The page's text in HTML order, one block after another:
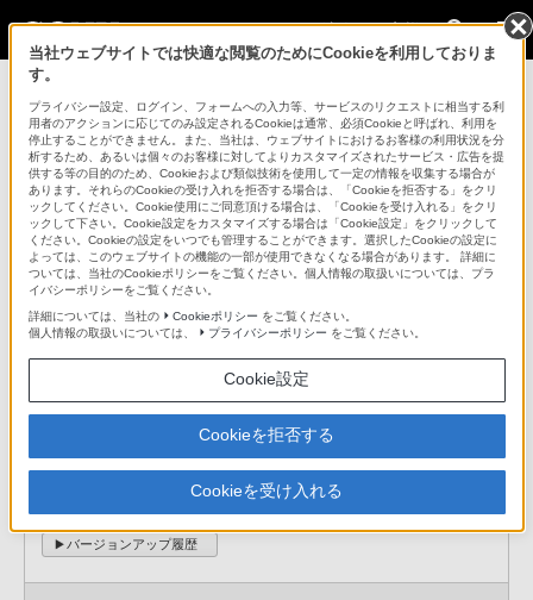
法人のお客様
ウェアバージョンアップ
ネットワークカメラ／防犯・監視システム
サイトマップ
ソフトウェアダウンロード
SNC-HM662 ファームウェアバージョンアップ
最新バージョン
Ver.1.2.0 (2014年8月1日リリース）
バージョンアップ履歴
当社ウェブサイトでは快適な閲覧のためにCookieを利用しておりま
す。
プライバシー設定、ログイン、フォームへの入力等、サービスのリクエストに相当する利
用者のアクションに応じてのみ設定されるCookieは通常、必須Cookieと呼ばれ、利用を
停止することができません。また、当社は、ウェブサイトにおけるお客様の利用状況を分
析するため、あるいは個々のお客様に対してよりカスタマイズされたサービス・広告を提
供する等の目的のため、Cookieおよび類似技術を使用して一定の情報を収集する場合が
あります。それらのCookieの受け入れを拒否する場合は、「Cookieを拒否する」をクリ
ックしてください。Cookie使用にご同意頂ける場合は、「Cookieを受け入れる」をクリ
ックして下さい。Cookie設定をカスタマイズする場合は「Cookie設定」をクリックして
ください。Cookieの設定をいつでも管理することができます。選択したCookieの設定に
よっては、このウェブサイトの機能の一部が使用できなくなる場合があります。 詳細に
ついては、当社のCookieポリシーをご覧ください。個人情報の取扱いについては、プラ
イバシーポリシーをご覧ください。
詳細については、当社の
Cookieポリシー をご覧ください。
個人情報の取扱いについては、
プライバシーポリシー をご覧ください。
Cookie設定
Cookieを拒否する
Cookieを受け入れる